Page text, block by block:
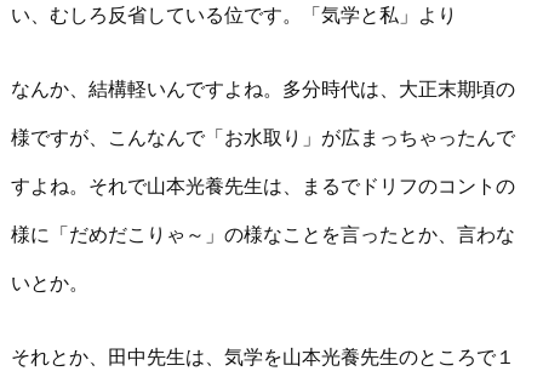
い、むしろ反省している位です。「気学と私」より
なんか、結構軽いんですよね。多分時代は、大正末期頃の
様ですが、こんなんで「お水取り」が広まっちゃったんで
すよね。それで山本光養先生は、まるでドリフのコントの
様に「だめだこりゃ～」の様なことを言ったとか、言わな
いとか。
それとか、田中先生は、気学を山本光養先生のところで１